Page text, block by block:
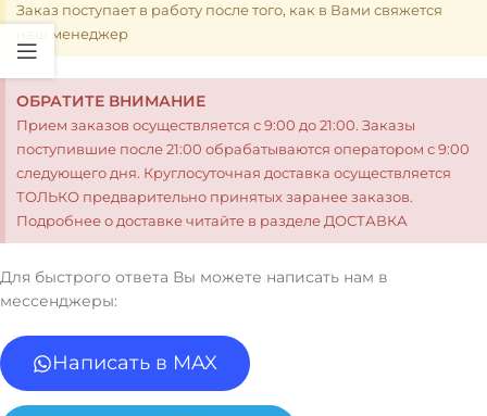
Заказ поступает в работу после того, как в Вами свяжется
наш менеджер
ОБРАТИТЕ ВНИМАНИЕ
Прием заказов осуществляется с 9:00 до 21:00. Заказы
поступившие после 21:00 обрабатываются оператором с 9:00
следующего дня. Круглосуточная доставка осуществляется
ТОЛЬКО предварительно принятых заранее заказов.
Подробнее о доставке читайте в разделе ДОСТАВКА
Для быстрого ответа Вы можете написать нам в
мессенджеры:
Написать в MAX